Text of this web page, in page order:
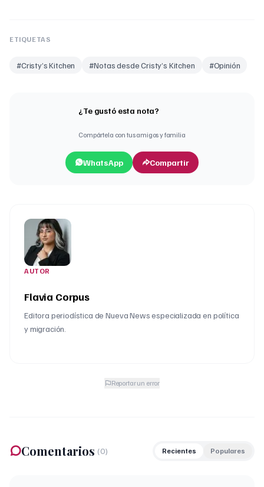
ETIQUETAS
#Cristy’s Kitchen #Notas desde Cristy’s Kitchen #Opinión
¿Te gustó esta nota?
Compártela con tus amigos y familia
WhatsApp Compartir
AUTOR
Flavia Corpus
Editora periodística de Nueva News especializada en política
y migración.
Reportar un error
Comentarios (0) Recientes Populares